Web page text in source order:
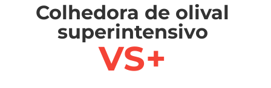
Colhedora de olival
superintensivo
VS+